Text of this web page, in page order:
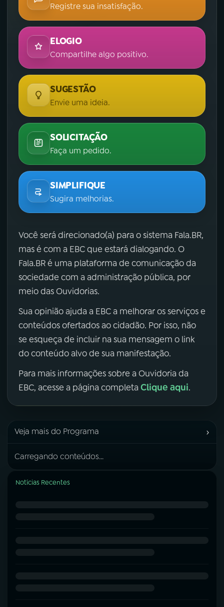
Registre sua insatisfação.
ELOGIO
Compartilhe algo positivo.
SUGESTÃO
Envie uma ideia.
SOLICITAÇÃO
Faça um pedido.
SIMPLIFIQUE
Sugira melhorias.
Você será direcionado(a) para o sistema Fala.BR,
mas é com a EBC que estará dialogando. O
Fala.BR é uma plataforma de comunicação da
sociedade com a administração pública, por
meio das Ouvidorias.
Sua opinião ajuda a EBC a melhorar os serviços e
conteúdos ofertados ao cidadão. Por isso, não
se esqueça de incluir na sua mensagem o link
do conteúdo alvo de sua manifestação.
Para mais informações sobre a Ouvidoria da
EBC, acesse a página completa Clique aqui.
Veja mais do Programa ›
Carregando conteúdos...
Notícias Recentes